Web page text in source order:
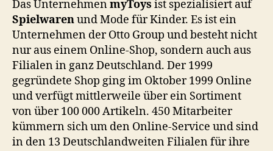
Das UnternehmenmyToys ist spezialisiert auf
Spielwarenund Mode für Kinder. Es ist ein
Unternehmen der Otto Group und besteht nicht
nur aus einem Online-Shop, sondern auch aus
Filialen in ganz Deutschland. Der 1999
gegründete Shop ging im Oktober 1999 Online
und verfügt mittlerweile über ein Sortiment
von über 100 000 Artikeln. 450 Mitarbeiter
kümmern sich um den Online-Service und sind
in den 13 Deutschlandweiten Filialen für ihre